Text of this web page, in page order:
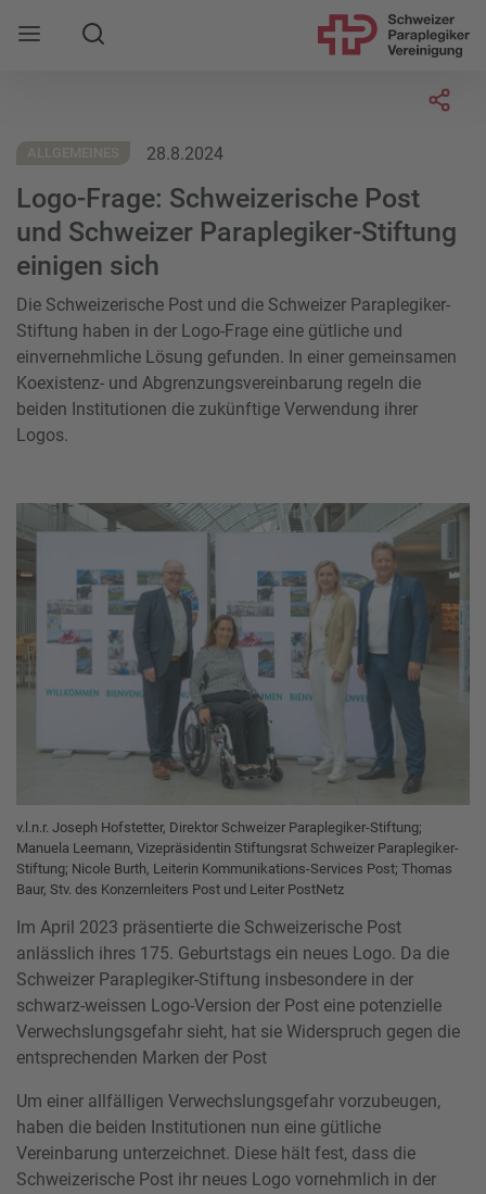
Mobile Navigation öffnen
Suche
ALLGEMEINES 28.8.2024
Logo-Frage: Schweizerische Post
und Schweizer Paraplegiker-Stiftung
einigen sich
Die Schweizerische Post und die Schweizer Paraplegiker-
Stiftung haben in der Logo-Frage eine gütliche und
einvernehmliche Lösung gefunden. In einer gemeinsamen
Koexistenz- und Abgrenzungsvereinbarung regeln die
beiden Institutionen die zukünftige Verwendung ihrer
Logos.
v.l.n.r. Joseph Hofstetter, Direktor Schweizer Paraplegiker-Stiftung;
Manuela Leemann, Vizepräsidentin Stiftungsrat Schweizer Paraplegiker-
Stiftung; Nicole Burth, Leiterin Kommunikations-Services Post; Thomas
Baur, Stv. des Konzernleiters Post und Leiter PostNetz
Im April 2023 präsentierte die Schweizerische Post
anlässlich ihres 175. Geburtstags ein neues Logo. Da die
Schweizer Paraplegiker-Stiftung insbesondere in der
schwarz-weissen Logo-Version der Post eine potenzielle
Verwechslungsgefahr sieht, hat sie Widerspruch gegen die
entsprechenden Marken der Post
Um einer allfälligen Verwechslungsgefahr vorzubeugen,
haben die beiden Institutionen nun eine gütliche
Vereinbarung unterzeichnet. Diese hält fest, dass die
Schweizerische Post ihr neues Logo vornehmlich in der